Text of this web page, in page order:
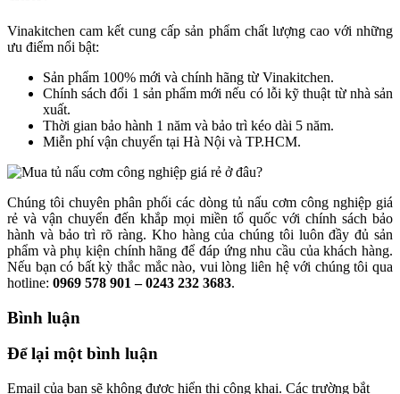
Vinakitchen cam kết cung cấp sản phẩm chất lượng cao với những
ưu điểm nổi bật:
Sản phẩm 100% mới và chính hãng từ Vinakitchen.
Chính sách đổi 1 sản phẩm mới nếu có lỗi kỹ thuật từ nhà sản
xuất.
Thời gian bảo hành 1 năm và bảo trì kéo dài 5 năm.
Miễn phí vận chuyển tại Hà Nội và TP.HCM.
Chúng tôi chuyên phân phối các dòng tủ nấu cơm công nghiệp giá
rẻ và vận chuyển đến khắp mọi miền tổ quốc với chính sách bảo
hành và bảo trì rõ ràng. Kho hàng của chúng tôi luôn đầy đủ sản
phẩm và phụ kiện chính hãng để đáp ứng nhu cầu của khách hàng.
Nếu bạn có bất kỳ thắc mắc nào, vui lòng liên hệ với chúng tôi qua
hotline: 0969 578 901 – 0243 232 3683.
Bình luận
Để lại một bình luận
Email của bạn sẽ không được hiển thị công khai. Các trường bắt